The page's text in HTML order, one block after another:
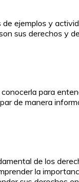
ejemplos y
sus derechos y
para
de manera
de los
la